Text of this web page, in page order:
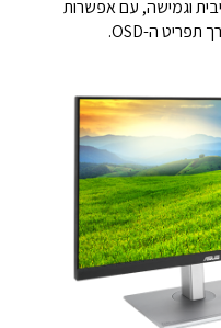
וגמישה, עם אפשרות